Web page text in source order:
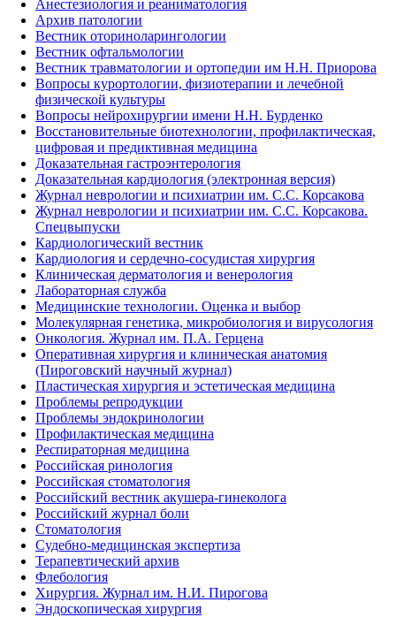
Анестезиология и реаниматология
Архив патологии
Вестник оториноларингологии
Вестник офтальмологии
Вестник травматологии и ортопедии им Н.Н. Приорова
Вопросы курортологии, физиотерапии и лечебной
физической культуры
Вопросы нейрохирургии имени Н.Н. Бурденко
Восстановительные биотехнологии, профилактическая,
цифровая и предиктивная медицина
Доказательная гастроэнтерология
Доказательная кардиология (электронная версия)
Журнал неврологии и психиатрии им. С.С. Корсакова
Журнал неврологии и психиатрии им. С.С. Корсакова.
Спецвыпуски
Кардиологический вестник
Кардиология и сердечно-сосудистая хирургия
Клиническая дерматология и венерология
Лабораторная служба
Медицинские технологии. Оценка и выбор
Молекулярная генетика, микробиология и вирусология
Онкология. Журнал им. П.А. Герцена
Оперативная хирургия и клиническая анатомия
(Пироговский научный журнал)
Пластическая хирургия и эстетическая медицина
Проблемы репродукции
Проблемы эндокринологии
Профилактическая медицина
Респираторная медицина
Российская ринология
Российская стоматология
Российский вестник акушера-гинеколога
Российский журнал боли
Стоматология
Судебно-медицинская экспертиза
Терапевтический архив
Флебология
Хирургия. Журнал им. Н.И. Пирогова
Эндоскопическая хирургия